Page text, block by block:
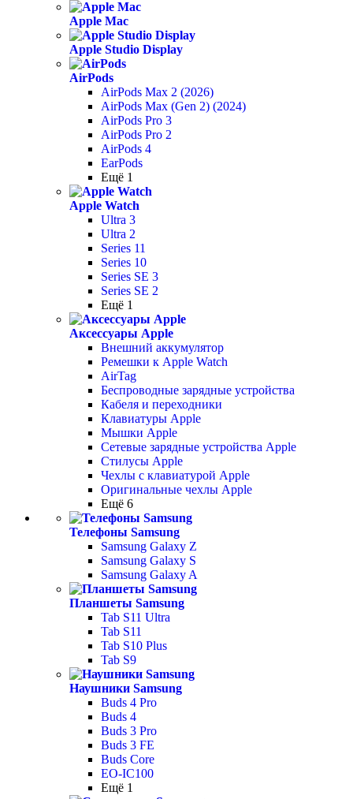
Apple Mac
Apple Studio Display
AirPods
AirPods Max 2 (2026)
AirPods Max (Gen 2) (2024)
AirPods Pro 3
AirPods Pro 2
AirPods 4
EarPods
Ещё 1
Apple Watch
Ultra 3
Ultra 2
Series 11
Series 10
Series SE 3
Series SE 2
Ещё 1
Аксессуары Apple
Внешний аккумулятор
Ремешки к Apple Watch
AirTag
Беспроводные зарядные устройства
Кабеля и переходники
Клавиатуры Apple
Мышки Apple
Сетевые зарядные устройства Apple
Стилусы Apple
Чехлы с клавиатурой Apple
Оригинальные чехлы Apple
Ещё 6
Телефоны Samsung
Samsung Galaxy Z
Samsung Galaxy S
Samsung Galaxy A
Планшеты Samsung
Tab S11 Ultra
Tab S11
Tab S10 Plus
Tab S9
Наушники Samsung
Buds 4 Pro
Buds 4
Buds 3 Pro
Buds 3 FE
Buds Core
EO-IC100
Ещё 1